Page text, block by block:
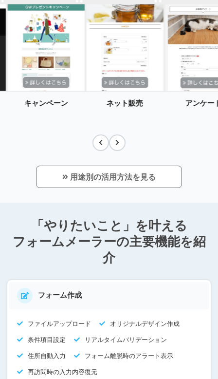
キャンペーン ネット販売 アンケー
用途別の活用方法を見る
「やりたいこと」を叶える
フォームメーラーの主要機能を紹
介
フォーム作成
ファイルアップロード オリジナルデザイン作成
条件項目設定 リアルタイムバリデーション
住所自動入力 フォーム離脱時のアラート表示
再訪問時の入力内容復元